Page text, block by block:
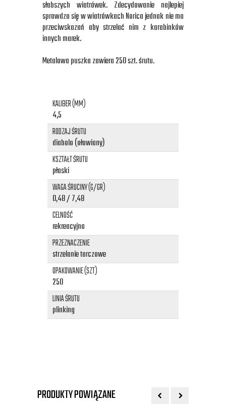
słabszych wiatrówek. Zdecydowanie najlepiej
sprawdza się w wiatrówkach Norica jednak nie ma
przeciwskazań aby strzelać nim z karabinków
innych marek.
Metalowa puszka zawiera 250 szt. śrutu.
KALIBER (MM)
4,5
RODZAJ ŚRUTU
diabolo (ołowiany)
KSZTAŁT ŚRUTU
płaski
WAGA ŚRUCINY (G/GR)
0,48 / 7,48
CELNOŚĆ
rekreacyjna
PRZEZNACZENIE
strzelanie tarczowe
OPAKOWANIE (SZT)
250
LINIA ŚRUTU
plinking
PRODUKTY POWIĄZANE